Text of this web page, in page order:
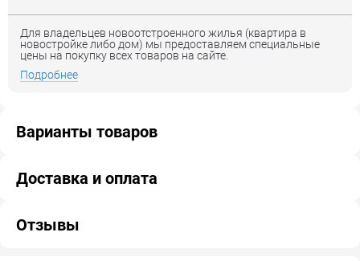
Для владельцев новоотстроенного жилья (квартира в
новостройке либо дом) мы предоставляем специальные
цены на покупку всех товаров на сайте.
Подробнее
Варианты товаров
Доставка и оплата
Отзывы